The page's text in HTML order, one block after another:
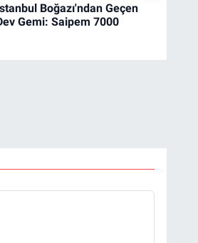
Boğazı'ndan Geçen
Gemi: Saipem 7000